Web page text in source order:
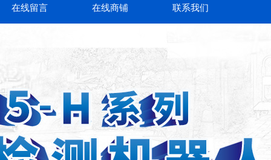
在线留言 在线商铺 联系我们